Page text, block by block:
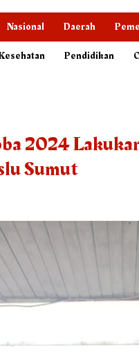
Nasional Daerah
Pendidikan
2024
Sumut